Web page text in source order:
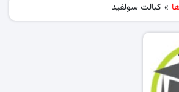
» کبالت سولفید